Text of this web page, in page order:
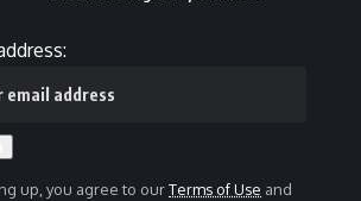
up, you agree to ourTerms of Use and